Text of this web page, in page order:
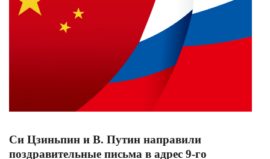
Си Цзиньпин и В. Путин направили
поздравительные письма в адрес 9-го